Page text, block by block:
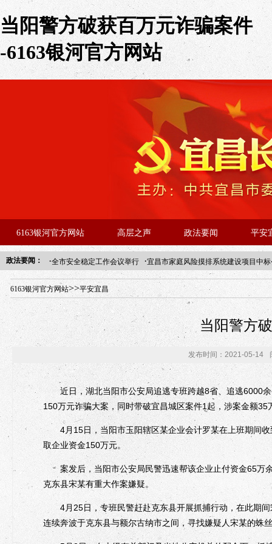
当阳警方破获百万元诈骗案件
-6163银河官方网站
6163银河官方网站 高层之声 政法要闻 平安
政法要闻： ·全市安全稳定工作会议举行 ·宜昌市家庭风险摸排系统建设项目中
年“招才兴业”事业单位人才引进·北京站人民大学入校工作提醒
6163银河官方网站>>平安宜昌
当阳警方
发布时间：2021-05-14
近日，湖北当阳市公安局追逃专班跨越8省、追逃6000余
150万元诈骗大案，同时带破宜昌城区案件1起，涉案金额
4月15日，当阳市玉阳辖区某企业会计罗某在上班期间收
取企业资金150万元。
案发后，当阳市公安局民警迅速帮该企业止付资金65万
克东县宋某有重大作案嫌疑。
4月25日，专班民警赶赴克东县开展抓捕行动，在此期间
连续奔波于克东县与额尔古纳市之间，寻找嫌疑人宋某的蛛